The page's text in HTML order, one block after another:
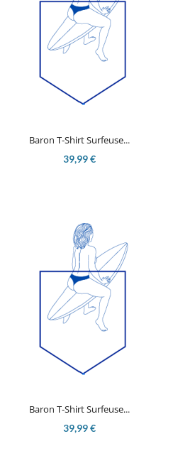
Baron T-Shirt Surfeuse...
39,99 €
Baron T-Shirt Surfeuse...
39,99 €